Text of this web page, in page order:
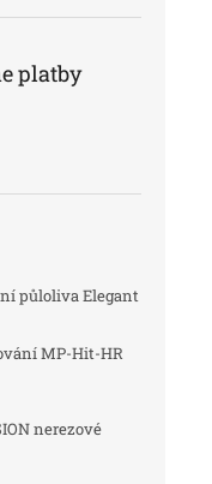
platby
půloliva Elegant
MP-Hit-HR
nerezové